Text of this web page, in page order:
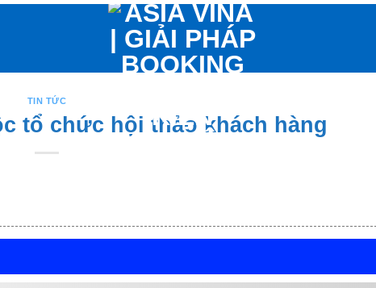
TIN TỨC
tổ chức hội thảo khách hàng